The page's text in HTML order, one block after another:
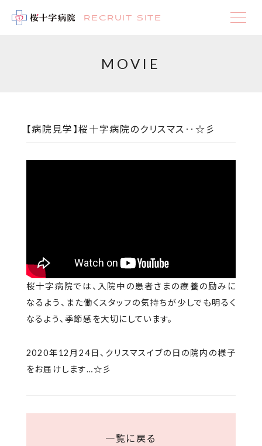
RECRUIT SITE
MOVIE
【病院見学】桜十字病院のクリスマス‥☆彡
桜十字病院では、入院中の患者さまの療養の励みに
なるよう、また働くスタッフの気持ちが少しでも明るく
なるよう、季節感を大切にしています。
2020年12月24日、クリスマスイブの日の院内の様子
をお届けします…☆彡
一覧に戻る